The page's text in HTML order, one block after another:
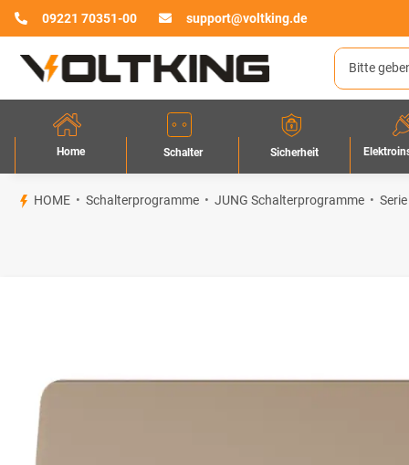
09221 70351-00 support@voltking.de
Home Schalter Sicherheit
HOME Schalterprogramme JUNG Schalterprogramme